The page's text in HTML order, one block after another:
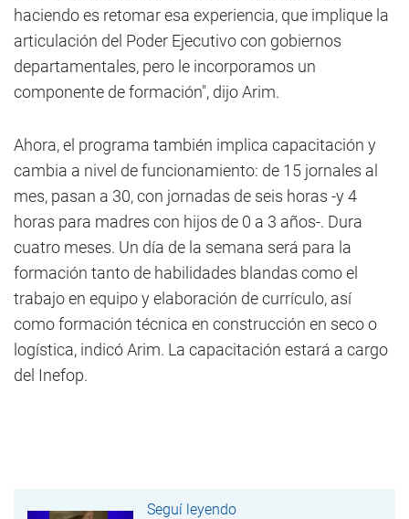
haciendo es retomar esa experiencia, que implique la
articulación del Poder Ejecutivo con gobiernos
departamentales, pero le incorporamos un
componente de formación", dijo Arim.
Ahora, el programa también implica capacitación y
cambia a nivel de funcionamiento: de 15 jornales al
mes, pasan a 30, con jornadas de seis horas -y 4
horas para madres con hijos de 0 a 3 años-. Dura
cuatro meses. Un día de la semana será para la
formación tanto de habilidades blandas como el
trabajo en equipo y elaboración de currículo, así
como formación técnica en construcción en seco o
logística, indicó Arim. La capacitación estará a cargo
del Inefop.
Seguí leyendo